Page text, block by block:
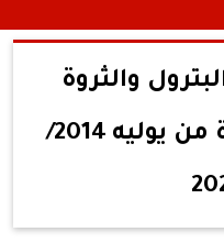
والثروة
المعدنية خلال الفترة من يوليه 2014/